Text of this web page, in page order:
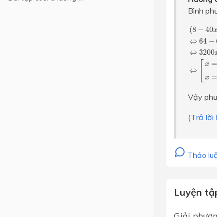
Bình
(8 − 40x
⇔ 64 −
⇔ 3200
⇔
x =
x =
8− 40x
Vậy
(Trả lời
Thảo
Luyện